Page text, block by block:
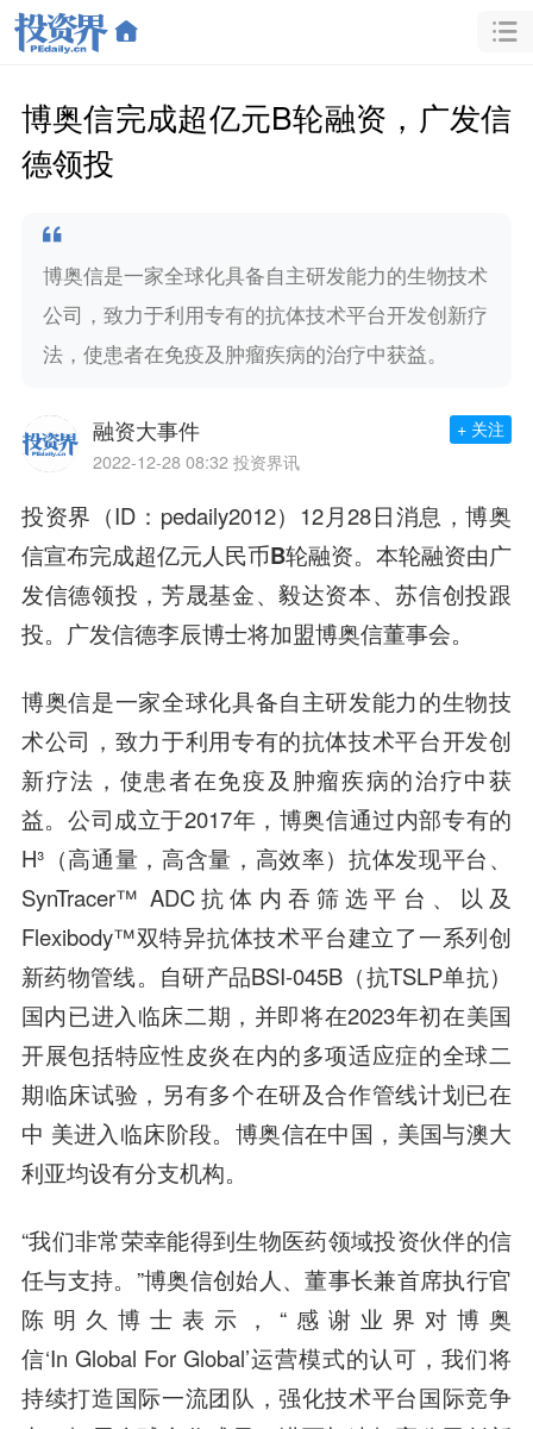
博奥信完成超亿元B轮融资，广发信
德领投
博奥信是一家全球化具备自主研发能力的生物技术
公司，致力于利用专有的抗体技术平台开发创新疗
法，使患者在免疫及肿瘤疾病的治疗中获益。
融资大事件
2022-12-28 08:32 投资界讯
+ 关注
投资界（ID：pedaily2012）12月28日消息，博奥
信宣布完成超亿元人民币B轮融资。本轮融资由广
发信德领投，芳晟基金、毅达资本、苏信创投跟
投。广发信德李辰博士将加盟博奥信董事会。
博奥信是一家全球化具备自主研发能力的生物技
术公司，致力于利用专有的抗体技术平台开发创
新疗法，使患者在免疫及肿瘤疾病的治疗中获
益。公司成立于2017年，博奥信通过内部专有的
H³（高通量，高含量，高效率）抗体发现平台、
SynTracer™ ADC抗体内吞筛选平台、以及
Flexibody™双特异抗体技术平台建立了一系列创
新药物管线。自研产品BSI-045B（抗TSLP单抗）
国内已进入临床二期，并即将在2023年初在美国
开展包括特应性皮炎在内的多项适应症的全球二
期临床试验，另有多个在研及合作管线计划已在
中 美进入临床阶段。博奥信在中国，美国与澳大
利亚均设有分支机构。
“我们非常荣幸能得到生物医药领域投资伙伴的信
任与支持。”博奥信创始人、董事长兼首席执行官
陈明久博士表示，“感谢业界对博奥
信‘In Global For Global’运营模式的认可，我们将
持续打造国际一流团队，强化技术平台国际竞争